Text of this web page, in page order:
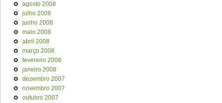
agosto 2008
julho 2008
junho 2008
maio 2008
abril 2008
março 2008
fevereiro 2008
janeiro 2008
dezembro 2007
novembro 2007
outubro 2007